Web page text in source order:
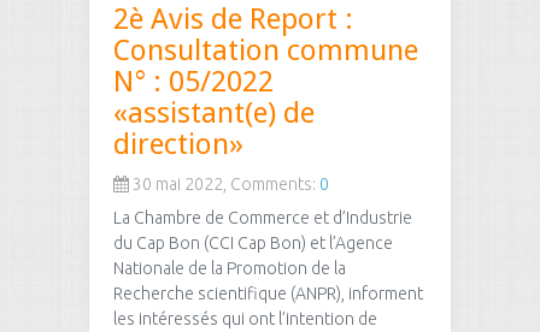
2è Avis de Report :
Consultation commune
N° : 05/2022
«assistant(e) de
direction»
30 mai 2022, Comments: 0
La Chambre de Commerce et d’Industrie
du Cap Bon (CCI Cap Bon) et l’Agence
Nationale de la Promotion de la
Recherche scientifique (ANPR), informent
les intéressés qui ont l’intention de